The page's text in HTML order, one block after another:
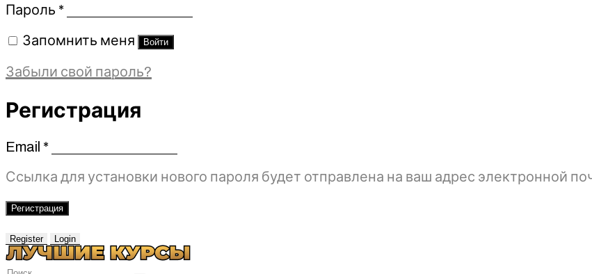
Пароль *Обязательно
Запомнить меня Войти
Забыли свой пароль?
Регистрация
Email *Обязательно
Ссылка для установки нового пароля будет отправлена ​​на ваш адрес электронной
Регистрация
Register Login